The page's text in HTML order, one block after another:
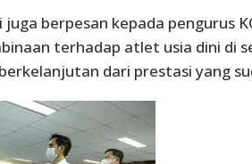
berpesan kepada pengurus
terhadap atlet usia dini di
dari prestasi yang